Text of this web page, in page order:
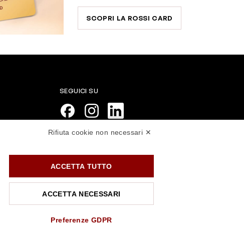
SCOPRI LA ROSSI CARD
SEGUICI SU
Rifiuta cookie non necessari ✕
ACCETTA TUTTO
ACCETTA NECESSARI
Preferenze GDPR